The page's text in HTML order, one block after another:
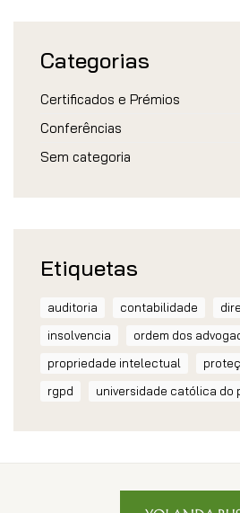
Categorias
Certificados e Prémios
Conferências
Sem categoria
Etiquetas
auditoria contabilidade
insolvencia
ordem dos
propriedade intelectual
rgpd
universidade católica do